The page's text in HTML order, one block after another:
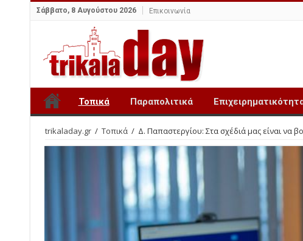
Σάββατο, 8 Αυγούστου 2026 Επικοινωνία
Τοπικά Παραπολιτικά
trikaladay.gr / Τοπικά / Δ. Παπαστεργίου: Στα σχέδιά μας είναι να